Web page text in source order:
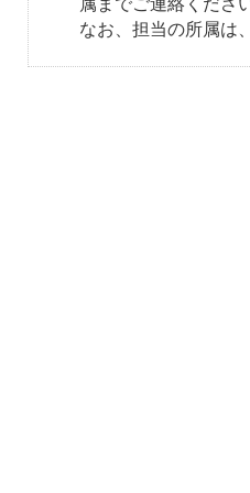
属までご連絡くださ
なお、担当の所属は、